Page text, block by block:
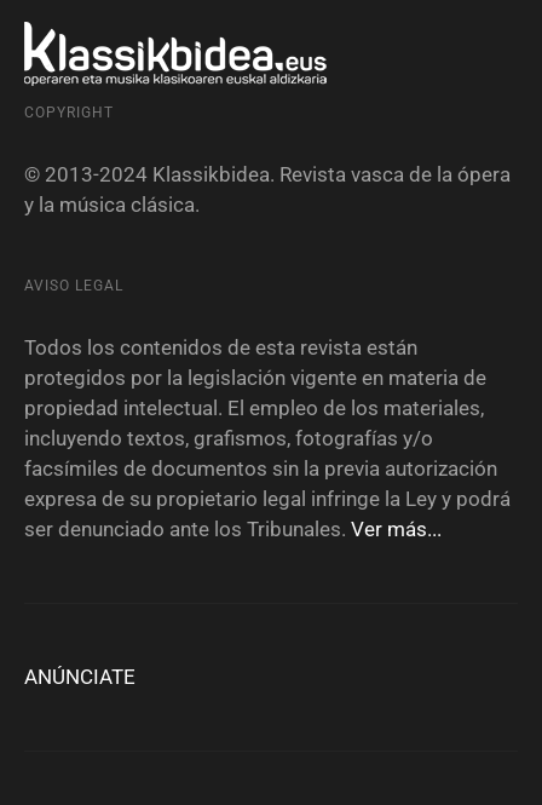
COPYRIGHT
© 2013-2024 Klassikbidea. Revista vasca de la ópera
y la música clásica.
AVISO LEGAL
Todos los contenidos de esta revista están
protegidos por la legislación vigente en materia de
propiedad intelectual. El empleo de los materiales,
incluyendo textos, grafismos, fotografías y/o
facsímiles de documentos sin la previa autorización
expresa de su propietario legal infringe la Ley y podrá
ser denunciado ante los Tribunales. Ver más...
ANÚNCIATE